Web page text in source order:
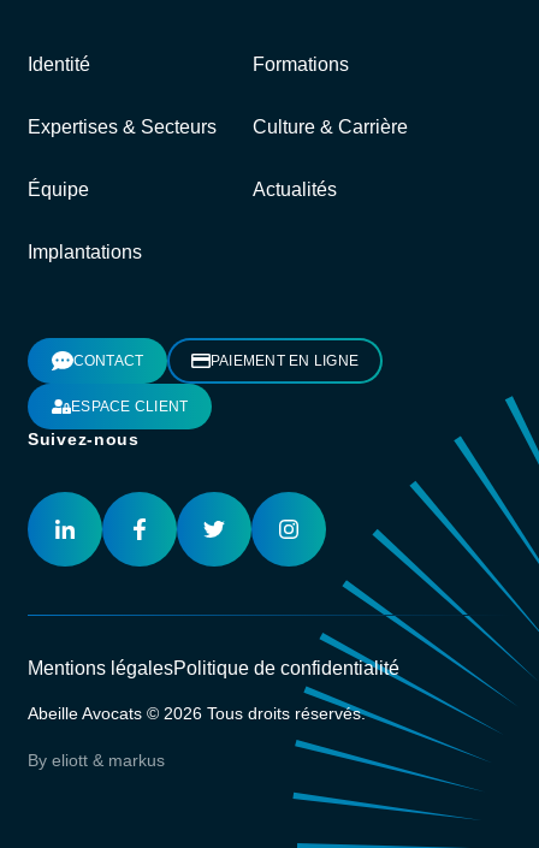
Identité Formations
Expertises & Secteurs Culture & Carrière
Équipe Actualités
Implantations
CONTACT PAIEMENT EN LIGNE
ESPACE CLIENT
Suivez-nous
Mentions légalesPolitique de confidentialité
Abeille Avocats © 2026 Tous droits réservés.
By eliott & markus